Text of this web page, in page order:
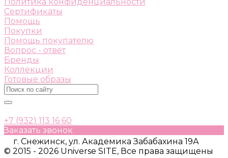
Сертификаты
Помощь
Покупки
Помощь покупателю
Вопрос - ответ
Бренды
Коллекции
Готовые образы
+7 (932) 113 16 60
Заказать звонок
г. Снежинск, ул. Академика Забабахина 19А
© 2015 - 2026 Universe SITE, Все права защищены